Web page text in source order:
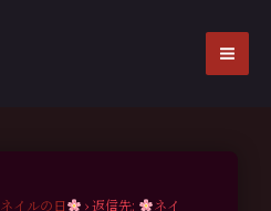
ネイルの日 › 返信先:
ネイ